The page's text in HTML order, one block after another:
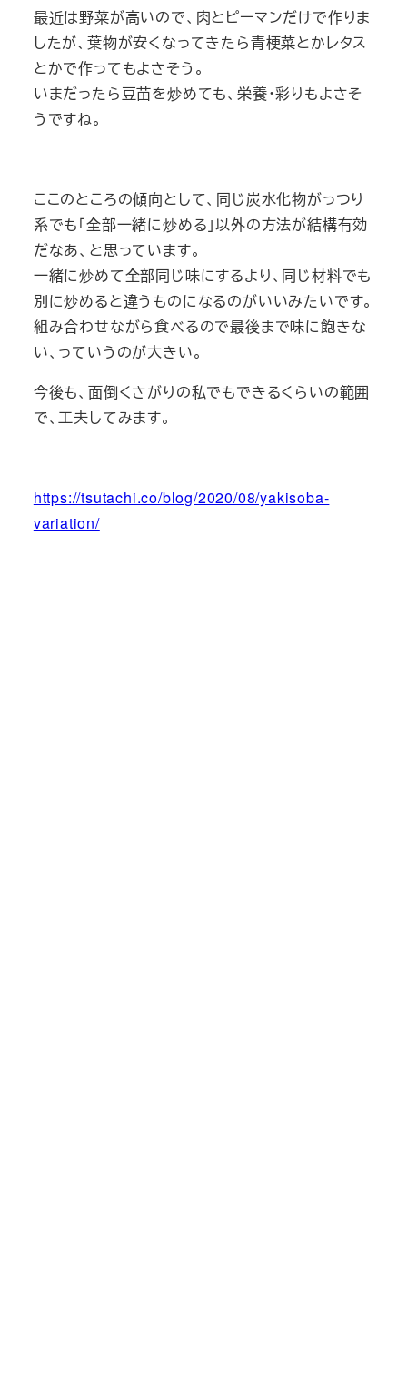
最近は野菜が高いので、肉とピーマンだけで作りま
したが、葉物が安くなってきたら青梗菜とかレタス
とかで作ってもよさそう。
いまだったら豆苗を炒めても、栄養・彩りもよさそ
うですね。
ここのところの傾向として、同じ炭水化物がっつり
系でも「全部一緒に炒める」以外の方法が結構有効
だなあ、と思っています。
一緒に炒めて全部同じ味にするより、同じ材料でも
別に炒めると違うものになるのがいいみたいです。
組み合わせながら食べるので最後まで味に飽きな
い、っていうのが大きい。
今後も、面倒くさがりの私でもできるくらいの範囲
で、工夫してみます。
https://tsutachi.co/blog/2020/08/yakisoba-
variation/